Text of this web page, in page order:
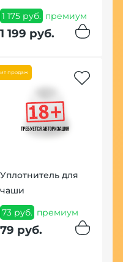
1 175 руб. премиум
1 199 руб.
продаж
Уплотнитель для
чаши
73 руб. премиум
79 руб.